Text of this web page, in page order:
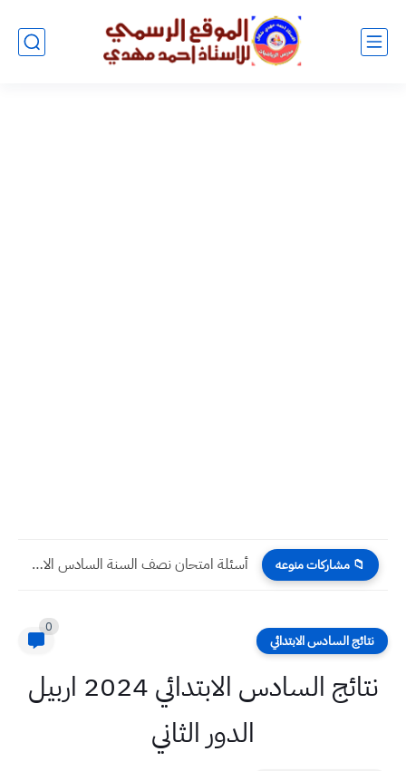
📁 مشاركات منوعه أسئلة امتحان نصف السنة الخامس الادبي جميع المواد
نتائج السادس الابتدائي
0
نتائج السادس الابتدائي 2024 اربيل
الدور الثاني